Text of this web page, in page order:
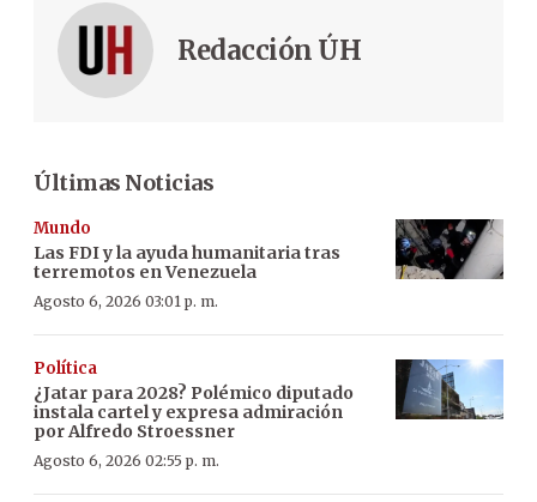
Redacción ÚH
Últimas Noticias
Mundo
Las FDI y la ayuda humanitaria tras
terremotos en Venezuela
Agosto 6, 2026 03:01 p. m.
Política
¿Jatar para 2028? Polémico diputado
instala cartel y expresa admiración
por Alfredo Stroessner
Agosto 6, 2026 02:55 p. m.